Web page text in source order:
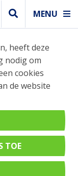
MENU
Wil je je
apparaten
heeft deze
nodig om
cookies
de website